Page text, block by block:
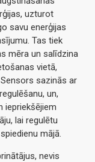
uzturot
savu enerģijas
Tas tiek
mēra un salīdzina
vietā,
sazinās ar
un,
iepriekšējiem
lai regulētu
mājā.
nevis